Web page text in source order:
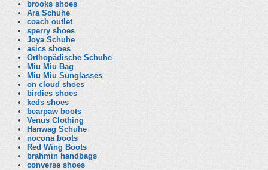
brooks shoes
Ara Schuhe
coach outlet
sperry shoes
Joya Schuhe
asics shoes
Orthopädische Schuhe
Miu Miu Bag
Miu Miu Sunglasses
on cloud shoes
birdies shoes
keds shoes
bearpaw boots
Venus Clothing
Hanwag Schuhe
nocona boots
Red Wing Boots
brahmin handbags
converse shoes